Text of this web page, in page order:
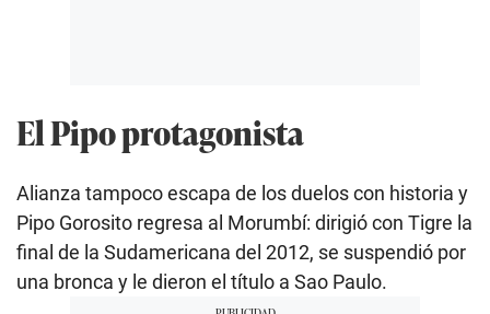
El Pipo protagonista
Alianza tampoco escapa de los duelos con historia y
Pipo Gorosito regresa al Morumbí: dirigió con Tigre la
final de la Sudamericana del 2012, se suspendió por
una bronca y le dieron el título a Sao Paulo.